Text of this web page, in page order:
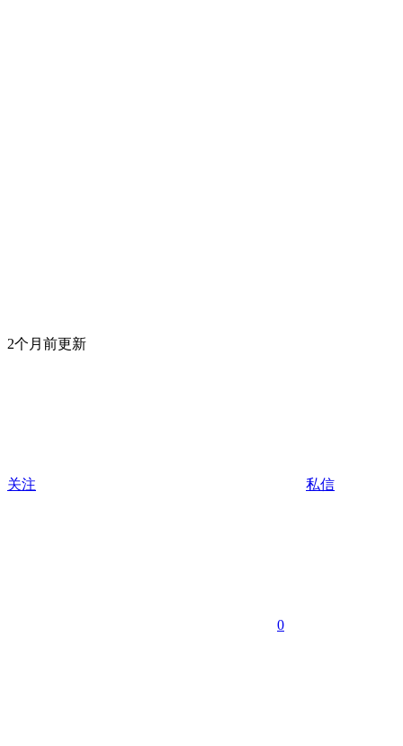
2个月前更新
关注 私信
0